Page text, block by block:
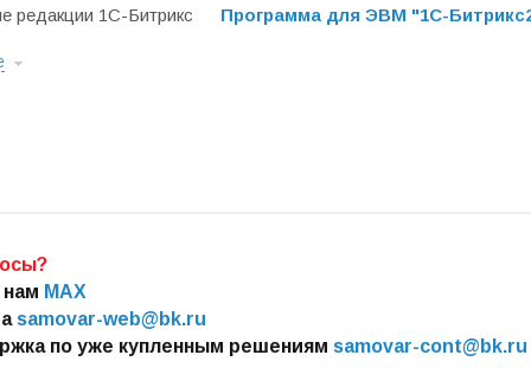
редакции 1С-Битрикс Программа для ЭВМ "1С-
MAX
samovar-web@bk.ru
по уже купленным решениям samovar-cont@bk.ru